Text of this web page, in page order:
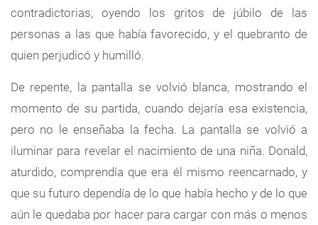
contradictorias, oyendo los gritos de júbilo de las
personas a las que había favorecido, y el quebranto de
quien perjudicó y humilló.
De repente, la pantalla se volvió blanca, mostrando el
momento de su partida, cuando dejaría esa existencia,
pero no le enseñaba la fecha. La pantalla se volvió a
iluminar para revelar el nacimiento de una niña. Donald,
aturdido, comprendía que era él mismo reencarnado, y
que su futuro dependía de lo que había hecho y de lo que
aún le quedaba por hacer para cargar con más o menos